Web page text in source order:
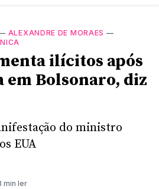
ALEXANDRE DE MORAES —
ilícitos após
Bolsonaro, diz
do ministro
EUA
min ler